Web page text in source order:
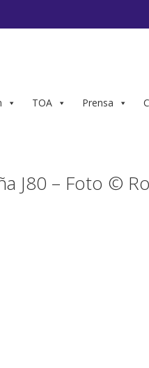
TOA Prensa
J80 – Foto ©